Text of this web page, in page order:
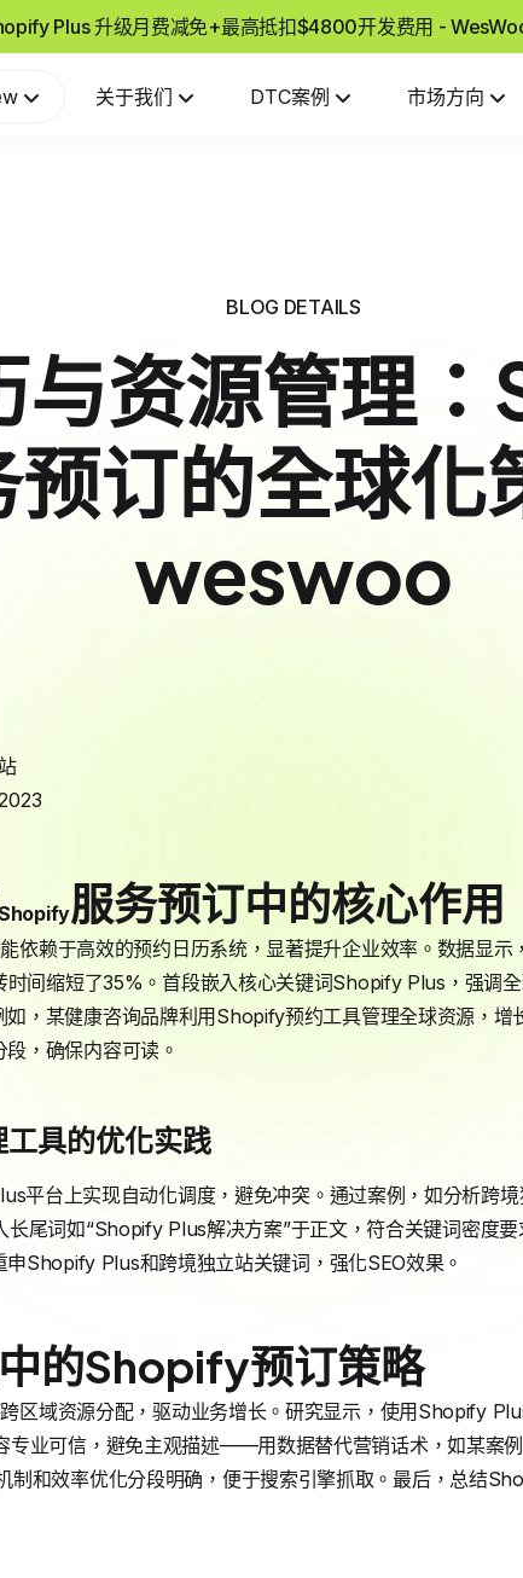
Plus 升级月费减免+最高抵扣$4800开发费用 -
关于我们 DTC案例 市场方向
BLOG DETAILS
与资源管理
预订的全球化
weswoo
服务预订中的核心作用
依赖于高效的预约日历系统，显著提升企业效率。数据显示
时间缩短了35%。首段嵌入核心关键词Shopify Plus，强调
如，某健康咨询品牌利用Shopify预约工具管理全球资源，
，确保内容可读。
具的优化实践
平台上实现自动化调度，避免冲突。通过案例，如分析跨
尾词如“Shopify Plus解决方案”于正文，符合关键词密度
Shopify Plus和跨境独立站关键词，强化SEO效果。
的Shopify预订策略
区域资源分配，驱动业务增长。研究显示，使用Shopify
专业可信，避免主观描述——用数据替代营销话术，如某案
制和效率优化分段明确，便于搜索引擎抓取。最后，总结